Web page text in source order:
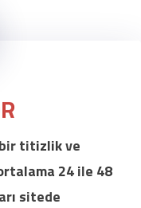
bir titizlik ve
24 ile 48
sitede